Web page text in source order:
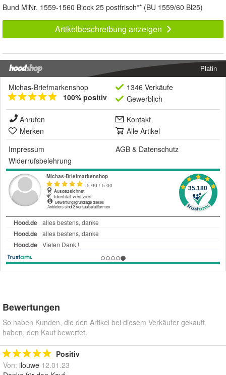
Bund MiNr. 1559-1560 Block 25 postfrisch** (BU 1559/60 Bl25)
Artikelbeschreibung anzeigen
Platin
Michas-Briefmarkenshop
100% positiv
1346 Verkäufe
Gewerblich
Anrufen
Kontakt
Merken
Alle Artikel
Impressum
AGB & Datenschutz
Widerrufsbelehrung
Bewertungen
So haben Kunden, die den Artikel bei diesem Verkäufer gekauft
haben, den Kauf bewertet.
Positiv
Von: ilouwe 12.01.23